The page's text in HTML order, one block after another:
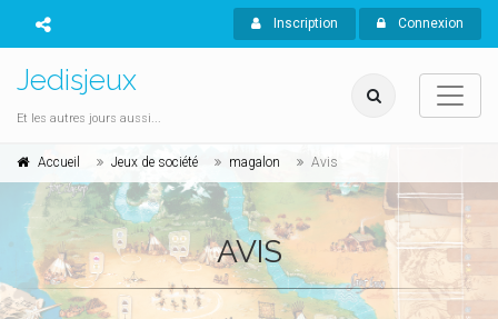
Inscription Connexion
Jedisjeux
Et les autres jours aussi...
Accueil Jeux de société magalon Avis
AVIS